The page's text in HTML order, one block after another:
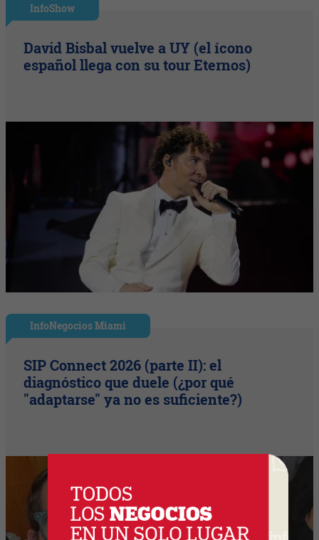
InfoShow
David Bisbal vuelve a UY (el ícono
español llega con su tour Eternos)
InfoNegocios Miami
SIP Connect 2026 (parte II): el
diagnóstico que duele (¿por qué
"adaptarse" ya no es suficiente?)